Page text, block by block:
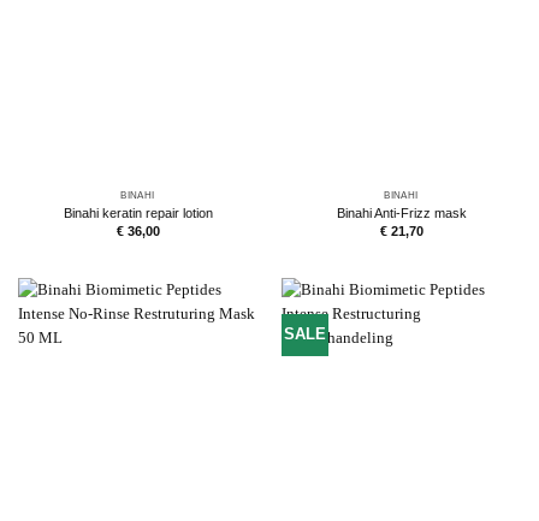
BINAHI
Binahi keratin repair lotion
€36,00
BINAHI
Binahi Anti-Frizz mask
€21,70
SALE